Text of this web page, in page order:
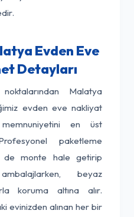
Evden Eve
Detayları
Malatya
evden eve nakliyat
en üst
paketleme
de monte hale getirip
beyaz
koruma altına alır.
evinizden alınan her bir